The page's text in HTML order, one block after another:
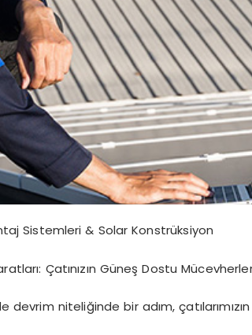
Sistemleri & Solar Konstrüksiyon
Çatınızın Güneş Dostu
devrim niteliğinde bir adım,